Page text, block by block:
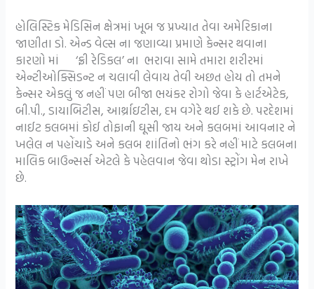
હોલિસ્ટિક મેડિસિન ક્ષેત્રમાં ખૂબ જ પ્રખ્યાત તેવા અમેરિકાના
જાણીતા ડો. એન્ડ વેલ્સ ના જણાવ્યા પ્રમાણે કેન્સર થવાના
કારણો માં ‘ફ્રી રેડિકલ’ ના ભરાવા સામે તમારા શરીરમાં
એન્ટીઓક્સિડન્ટ ન ચલાવી લેવાય તેવી અછત હોય તો તમને
કેન્સર એકલું જ નહીં પણ બીજા ભયંકર રોગો જેવા કે હાર્ટએટેક,
બી.પી., ડાયાબિટીસ, આર્થ્રાઇટીસ, દમ વગેરે થઈ શકે છે. પરદેશમાં
નાઈટ કલબમાં કોઈ તોફાની ઘૂસી જાય અને કલબમાં આવનાર ને
ખલેલ ન પહોંચાડે અને કલબ શાંતિનો ભંગ કરે નહીં માટે કલબના
માલિક બાઉન્સર્સ એટલે કે પહેલવાન જેવા થોડા સ્ટ્રોંગ મેન રાખે
છે.